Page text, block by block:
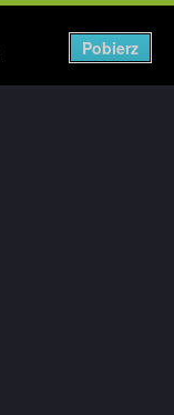
Pobierz